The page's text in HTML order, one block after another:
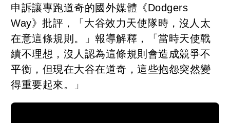
申訴讓專跑道奇的國外媒體《Dodgers
Way》批評，「大谷效力天使隊時，沒人太
在意這條規則。」報導解釋，「當時天使戰
績不理想，沒人認為這條規則會造成競爭不
平衡，但現在大谷在道奇，這些抱怨突然變
得重要起來。」